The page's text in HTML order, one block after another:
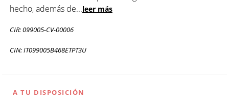
hecho, además de...leer más
CIR: 099005-CV-00006
CIN: IT099005B468ETPT3U
A TU DISPOSICIÓN